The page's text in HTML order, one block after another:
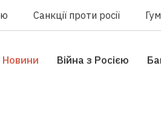
Санкції проти росії
Новини Війна з Росією